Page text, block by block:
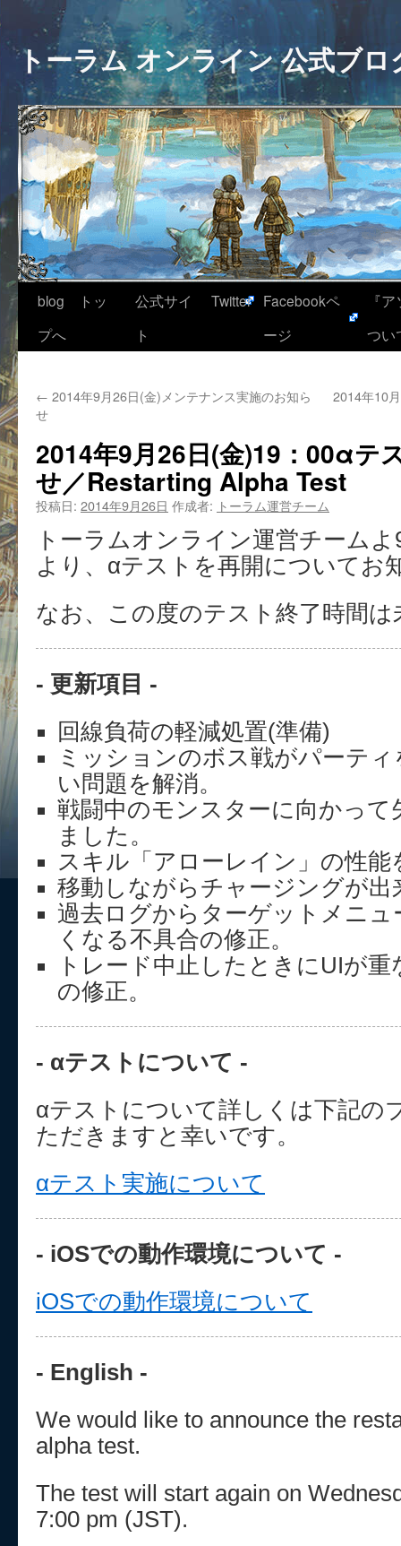
トーラム オンライン 公式ブロ
blog トッ
プへ
公式サイ
ト
Twitter
Facebookペ
ージ
『
つい
← 2014年9月26日(金)メンテナンス実施のお知ら
せ
2014年10
2014年9月26日(金)19：00αテ
せ／Restarting Alpha Test
投稿日: 2014年9月26日 作成者: トーラム運営チーム
トーラムオンライン運営チーム
より、αテストを再開についてお
なお、この度のテスト終了時間
- 更新項目 -
回線負荷の軽減処置(準備)
ミッションのボス戦がパーテ
い問題を解消。
戦闘中のモンスターに向かって
ました。
スキル「アローレイン」の性能
移動しながらチャージングが出
過去ログからターゲットメニ
くなる不具合の修正。
トレード中止したときにUIが
の修正。
- αテストについて -
αテストについて詳しくは下記の
ただきますと幸いです。
αテスト実施について
- iOSでの動作環境について -
iOSでの動作環境について
- English -
We would like to announce the
alpha test.
The test will start again on
7:00 pm (JST).